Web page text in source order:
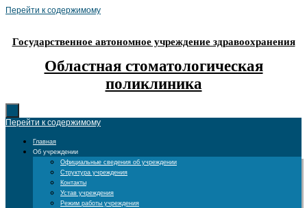
Перейти к содержимому
Государственное автономное учреждение здравоохранения
Областная стоматологическая
поликлиника
Перейти к содержимому
Главная
Об учреждении
Официальные сведения об учреждении
Структура учреждения
Контакты
Устав учреждения
Режим работы учреждения